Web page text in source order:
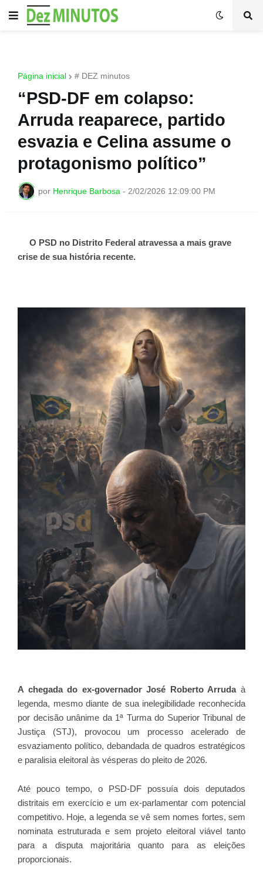
Página inicial # DEZ minutos
“PSD-DF em colapso:
Arruda reaparece, partido
esvazia e Celina assume o
protagonismo político”
por Henrique Barbosa - 2/02/2026 12:09:00 PM
O PSD no Distrito Federal atravessa a mais grave
crise de sua história recente.
A chegada do ex-governador José Roberto Arrudaà
legenda, mesmo diante de sua inelegibilidade reconhecida
por decisão unânime da 1ª Turma do Superior Tribunal de
Justiça (STJ), provocou um processo acelerado de
esvaziamento político, debandada de quadros estratégicos
e paralisia eleitoral às vésperas do pleito de 2026.
Até pouco tempo, o PSD-DF possuía dois deputados
distritais em exercício e um ex-parlamentar com potencial
competitivo. Hoje, a legenda se vê sem nomes fortes, sem
nominata estruturada e sem projeto eleitoral viável tanto
para a disputa majoritária quanto para as eleições
proporcionais.